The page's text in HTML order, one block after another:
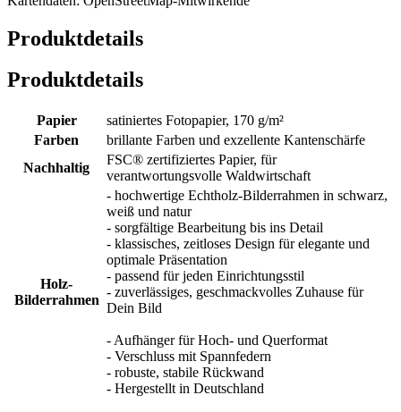
Produktdetails
Produktdetails
Papier
satiniertes Fotopapier, 170 g/m²
Farben
brillante Farben und exzellente Kantenschärfe
Nachhaltig
FSC® zertifiziertes Papier, für
verantwortungsvolle Waldwirtschaft
Holz-
Bilderrahmen
- hochwertige Echtholz-Bilderrahmen in schwarz,
weiß und natur
- sorgfältige Bearbeitung bis ins Detail
- klassisches, zeitloses Design für elegante und
optimale Präsentation
- passend für jeden Einrichtungsstil
- zuverlässiges, geschmackvolles Zuhause für
Dein Bild
- Aufhänger für Hoch- und Querformat
- Verschluss mit Spannfedern
- robuste, stabile Rückwand
- Hergestellt in Deutschland